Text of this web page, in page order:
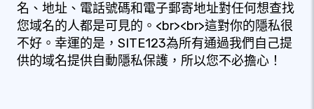
名、地址、電話號碼和電子郵寄地址對任何想查找
您域名的人都是可見的。<br><br>這對你的隱私很
不好。幸運的是，SITE123為所有通過我們自己提
供的域名提供自動隱私保護，所以您不必擔心！